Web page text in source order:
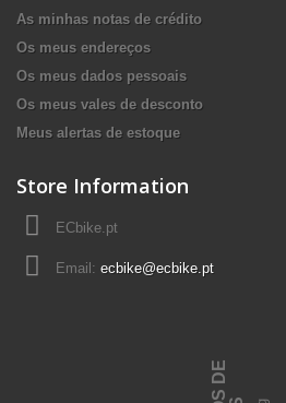
As minhas notas de crédito
Os meus endereços
Os meus dados pessoais
Os meus vales de desconto
Meus alertas de estoque
Store Information
ECbike.pt
Email: ecbike@ecbike.pt